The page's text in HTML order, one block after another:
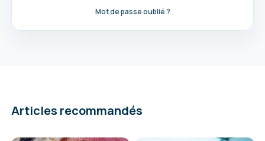
Mot de passe oublié ?
Articles recommandés